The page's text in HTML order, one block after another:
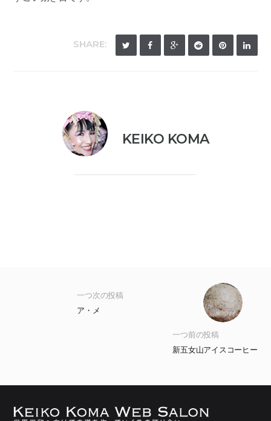
SHARE:
KEIKO KOMA
一つ前の投稿
新五女山アイスコーヒー
一つ次の投稿
ア・メ